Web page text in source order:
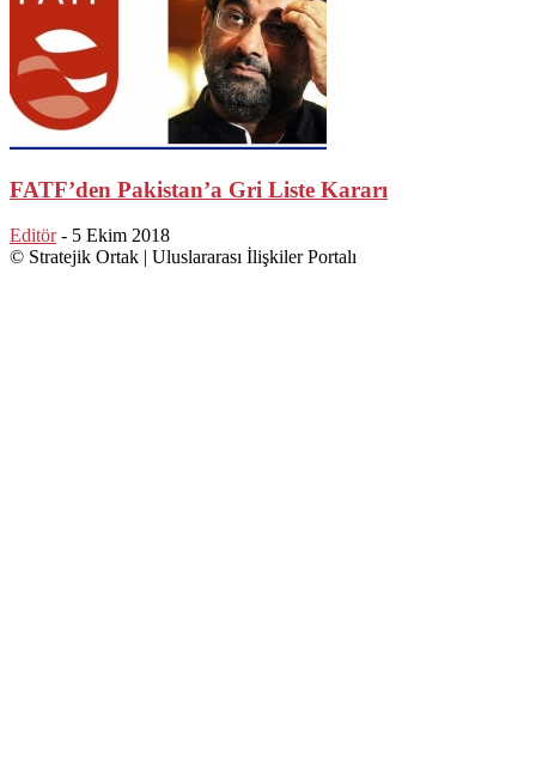
FATF’den Pakistan’a Gri Liste Kararı
Editör - 5 Ekim 2018
© Stratejik Ortak | Uluslararası İlişkiler Portalı